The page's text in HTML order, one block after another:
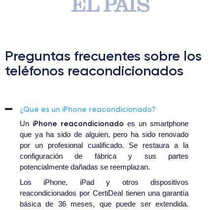
Preguntas frecuentes sobre los
teléfonos reacondicionados
¿Qué es un iPhone reacondicionado?
Un iPhone reacondicionado es un smartphone
que ya ha sido de alguien, pero ha sido renovado
por un profesional cualificado. Se restaura a la
configuración de fábrica y sus partes
potencialmente dañadas se reemplazan.
Los iPhone, iPad y otros dispositivos
reacondicionados por CertiDeal tienen una garantía
básica de 36 meses, que puede ser extendida.